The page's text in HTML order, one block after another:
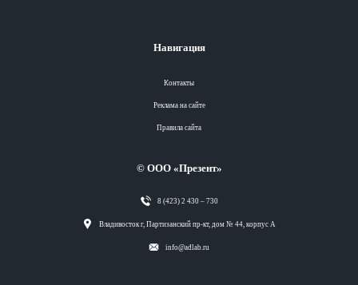
Навигация
Контакты
Реклама на сайте
Правила сайта
© ООО «Презент»
8 (423) 2 430 – 730
Владивосток г, Партизанский пр-кт, дом № 44, корпус А
info@adlab.ru